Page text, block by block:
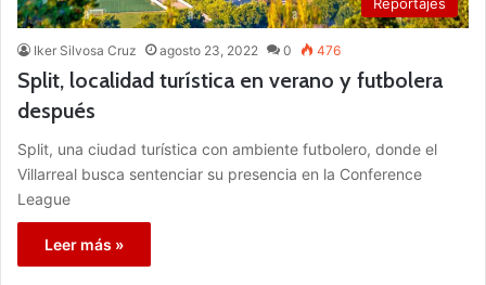
Iker Silvosa Cruz agosto 23, 2022 0 476
Split, localidad turística en verano y futbolera
después
Split, una ciudad turística con ambiente futbolero, donde el
Villarreal busca sentenciar su presencia en la Conference
League
Leer más »